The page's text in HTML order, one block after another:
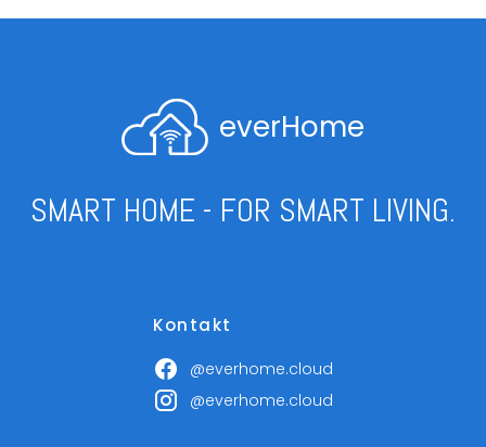
everHome
SMART HOME - FOR SMART LIVING.
Kontakt
@everhome.cloud
@everhome.cloud